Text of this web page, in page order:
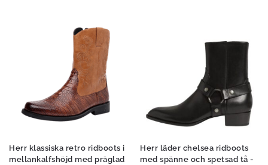
Herr klassiska retro ridboots i
mellankalfshöjd med präglad
Herr läder chelsea ridboots
med spänne och spetsad tå -